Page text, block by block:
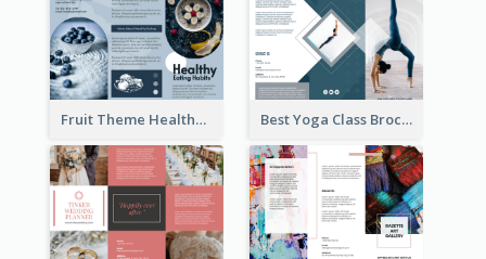
Fruit Theme Healthy Eating Habit Brochure Best Yoga Class Brochure